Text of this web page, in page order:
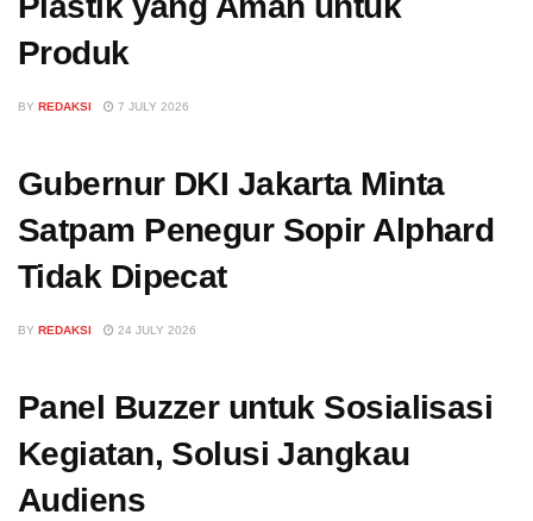
Produk
BY REDAKSI 7 JULY 2026
Gubernur DKI Jakarta Minta
Satpam Penegur Sopir Alphard
Tidak Dipecat
BY REDAKSI 24 JULY 2026
Panel Buzzer untuk Sosialisasi
Kegiatan, Solusi Jangkau
Audiens